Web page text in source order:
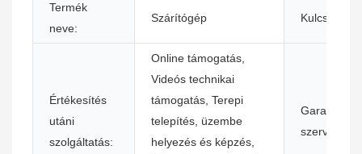
Termék
neve:
Szárítógép
Értékesítés
utáni
szolgáltatás:
Online támogatás,
Videós technikai
támogatás, Terepi
telepítés, üzembe
helyezés és képzés,
Garanciális
szerviz